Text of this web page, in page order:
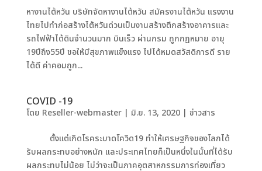
หางานไต้หวัน บริษัทจัดหางานไต้หวัน สมัครงานไต้หวัน แรงงาน
ไทยไปทําก่อสร้างไต้หวันด่วนเป็นงานสร้างตึกสร้างอาคารและ
รถไฟฟ้าไต้ดินจํานวนมาก บินเร็ว ผ่านกรม ถูกกฏหมาย อายุ
19ปีถึง55ปี ขอให้มีสุขภาพแข็งแรง ไปได้หมดสวัสดิการดี ราย
ได้ดี ค่าคอมถูก...
COVID -19
โดย Reseller-webmaster| มิ.ย. 13, 2020| ข่าวสาร
ตั้งแต่เกิดโรคระบาดโควิด19 ทำให้เศรษฐกิจของโลกได้
รับผลกระทบอย่างหนัก และประเทศไทยก็เป็นหนึ่งในนั้นที่ได้รับ
ผลกระทบไม่น้อย ไม่ว่าจะเป็นภาคอุตสาหกรรมการท่องเที่ยว